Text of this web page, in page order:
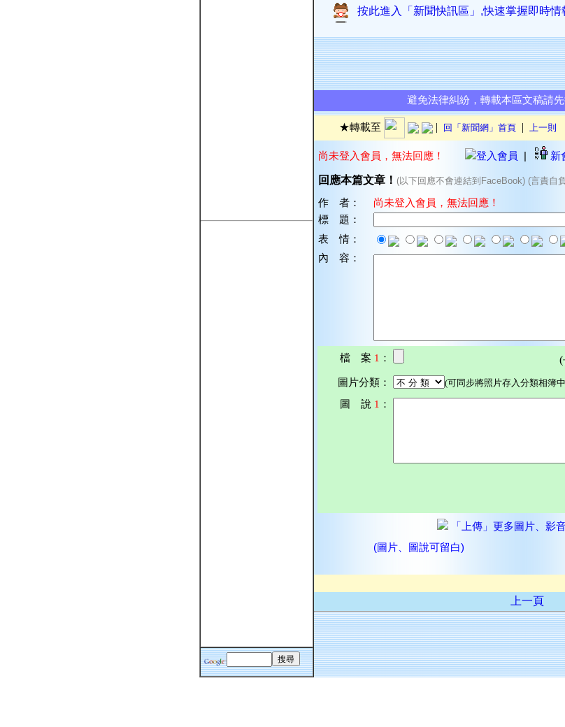
按此進入「新聞快訊區」,快速掌握即時情
避免法律糾紛，轉載本區文稿請
★轉載至 | 回「新聞網」首頁 | 上一則
尚未登入會員，無法回應！ 登入會員 | 新
回應本篇文章！ (以下回應不會連結到FaceBook) (言責自
作 者：
尚未登入會員，無法回應！
標 題：
表 情：
內 容：
檔 案 1 ： (
圖片分類： (可同步將照片存入分類相簿
圖 說 1 ：
「上傳」更多圖片、影
(圖片、圖說可留白)
上一頁